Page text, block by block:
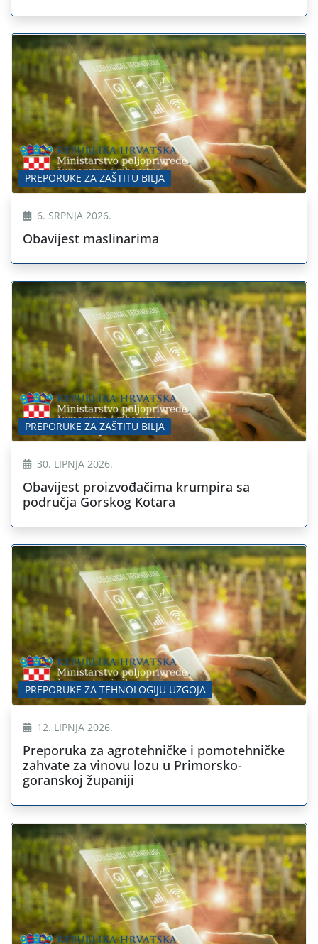
PREPORUKE ZA ZAŠTITU BILJA
6. SRPNJA 2026.
Obavijest maslinarima
PREPORUKE ZA ZAŠTITU BILJA
30. LIPNJA 2026.
Obavijest proizvođačima krumpira sa
područja Gorskog Kotara
PREPORUKE ZA TEHNOLOGIJU UZGOJA
12. LIPNJA 2026.
Preporuka za agrotehničke i pomotehničke
zahvate za vinovu lozu u Primorsko-
goranskoj županiji